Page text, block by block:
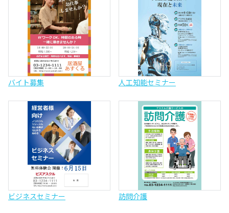
バイト募集 人工知能セミナー
ビジネスセミナー 訪問介護